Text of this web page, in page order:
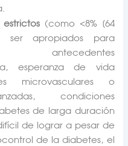
estrictos(como <8% [64
apropiados para
esperanza de vida
microvasculares o
condiciones
de larga duración
de lograr a pesar de
de la diabetes, el